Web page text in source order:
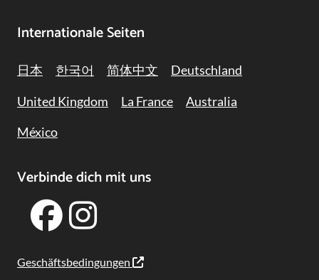
Internationale Seiten
日本 한국어 简体中文
Deutschland
United Kingdom
La France
Australia
México
Geschäftsbedingungen
Verbinde dich mit uns